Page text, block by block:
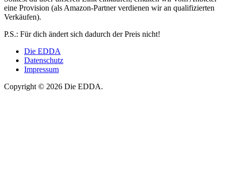
eine Provision (als Amazon-Partner verdienen wir an qualifizierten
Verkäufen).
P.S.: Für dich ändert sich dadurch der Preis nicht!
Die EDDA
Datenschutz
Impressum
Copyright © 2026 Die EDDA.